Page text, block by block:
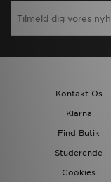
Kontakt Os
Klarna
Find Butik
Studerende
Cookies